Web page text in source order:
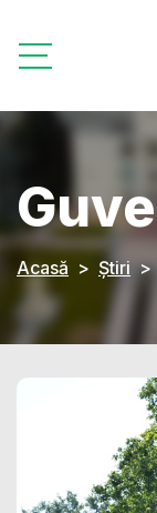
Acasă Știri